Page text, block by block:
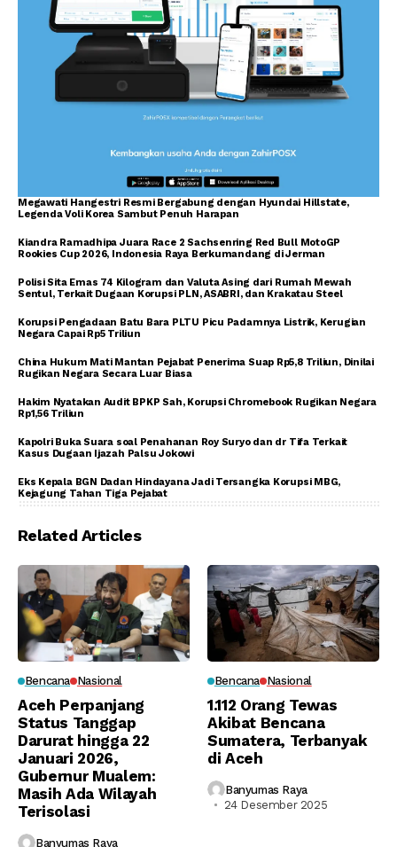
Megawati Hangestri Resmi Bergabung dengan Hyundai Hillstate,
Legenda Voli Korea Sambut Penuh Harapan
Kiandra Ramadhipa Juara Race 2 Sachsenring Red Bull MotoGP
Rookies Cup 2026, Indonesia Raya Berkumandang di Jerman
Polisi Sita Emas 74 Kilogram dan Valuta Asing dari Rumah Mewah
Sentul, Terkait Dugaan Korupsi PLN, ASABRI, dan Krakatau Steel
Korupsi Pengadaan Batu Bara PLTU Picu Padamnya Listrik, Kerugian
Negara Capai Rp5 Triliun
China Hukum Mati Mantan Pejabat Penerima Suap Rp5,8 Triliun, Dinilai
Rugikan Negara Secara Luar Biasa
Hakim Nyatakan Audit BPKP Sah, Korupsi Chromebook Rugikan Negara
Rp1,56 Triliun
Kapolri Buka Suara soal Penahanan Roy Suryo dan dr Tifa Terkait
Kasus Dugaan Ijazah Palsu Jokowi
Eks Kepala BGN Dadan Hindayana Jadi Tersangka Korupsi MBG,
Kejagung Tahan Tiga Pejabat
Related Articles
Bencana Nasional
Aceh Perpanjang
Status Tanggap
Darurat hingga 22
Januari 2026,
Gubernur Mualem:
Masih Ada Wilayah
Terisolasi
Banyumas Raya
Bencana Nasional
1.112 Orang Tewas
Akibat Bencana
Sumatera, Terbanyak
di Aceh
Banyumas Raya
24 Desember 2025